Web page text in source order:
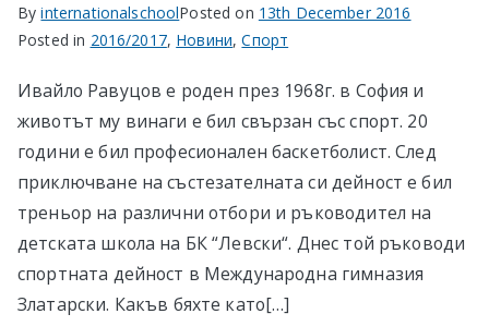
ByinternationalschoolPosted on 13th December 2016
Posted in 2016/2017, Новини,Спорт
Ивайло Равуцов е роден през 1968г. в София и
животът му винаги е бил свързан със спорт. 20
години е бил професионален баскетболист. След
приключване на състезателната си дейност е бил
треньор на различни отбори и ръководител на
детската школа на БК “Левски“. Днес той ръководи
спортната дейност в Международна гимназия
Златарски. Какъв бяхте като[…]